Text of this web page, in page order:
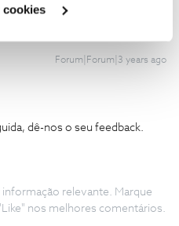
Forum|Forum|3 years ago
dê-nos o seu feedback.
relevante. Marque
nos melhores comentários.